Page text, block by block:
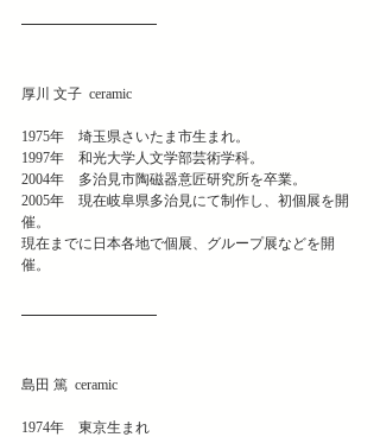
厚川 文子  ceramic
1975年　埼玉県さいたま市生まれ。
1997年　和光大学人文学部芸術学科。
2004年　多治見市陶磁器意匠研究所を卒業。
2005年　現在岐阜県多治見にて制作し、初個展を開
催。
現在までに日本各地で個展、グループ展などを開
催。
島田 篤  ceramic
1974年　東京生まれ